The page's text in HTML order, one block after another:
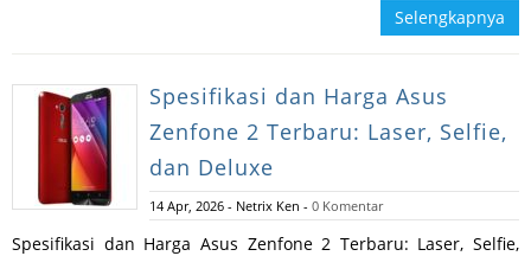
Selengkapnya
Spesifikasi dan Harga Asus
Zenfone 2 Terbaru: Laser, Selfie,
dan Deluxe
14 Apr, 2026 - Netrix Ken - 0 Komentar
Spesifikasi dan Harga Asus Zenfone 2 Terbaru: Laser, Selfie,